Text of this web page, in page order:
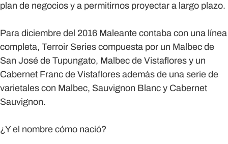
plan de negocios y a permitirnos proyectar a largo plazo.
Para diciembre del 2016 Maleante contaba con una línea
completa, Terroir Series compuesta por un Malbec de
San José de Tupungato, Malbec de Vistaflores y un
Cabernet Franc de Vistaflores además de una serie de
varietales con Malbec, Sauvignon Blanc y Cabernet
Sauvignon.
¿Y el nombre cómo nació?